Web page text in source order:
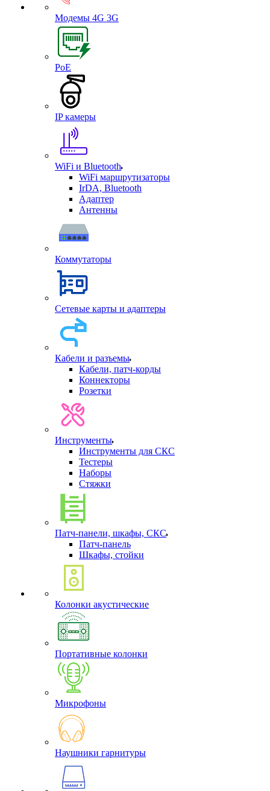
Модемы 4G 3G
PoE
IP камеры
WiFi и Bluetooth
WiFi маршрутизаторы
IrDA, Bluetooth
Адаптер
Антенны
Коммутаторы
Сетевые карты и адаптеры
Кабели и разъемы
Кабели, патч-корды
Коннекторы
Розетки
Инструменты
Инструменты для СКС
Тестеры
Наборы
Стяжки
Патч-панели, шкафы, СКС
Патч-панель
Шкафы, стойки
Колонки акустические
Портативные колонки
Микрофоны
Наушники гарнитуры